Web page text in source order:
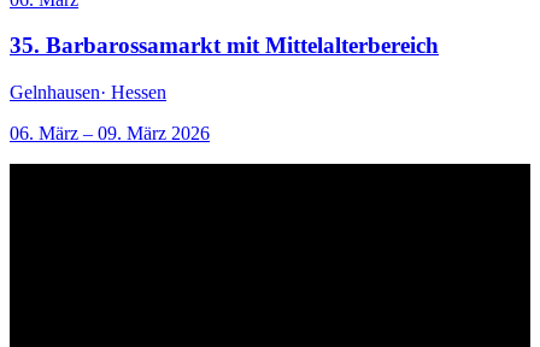
35. Barbarossamarkt mit Mittelalterbereich
Gelnhausen· Hessen
06. März – 09. März 2026